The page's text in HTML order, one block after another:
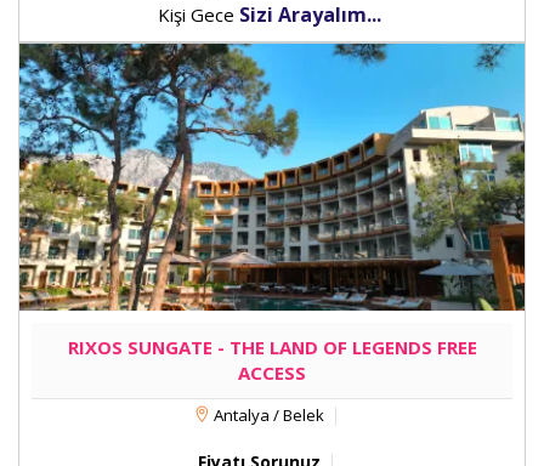
Kişi Gece Sizi Arayalım...
RIXOS SUNGATE - THE LAND OF LEGENDS FREE
ACCESS
Antalya / Belek